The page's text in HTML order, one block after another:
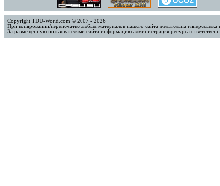
Copyright TDU-World.com © 2007 - 2026
При копировании/перепечатке любых материалов нашего сайта желательна
За размещённую пользователями сайта информацию администрация ресурса